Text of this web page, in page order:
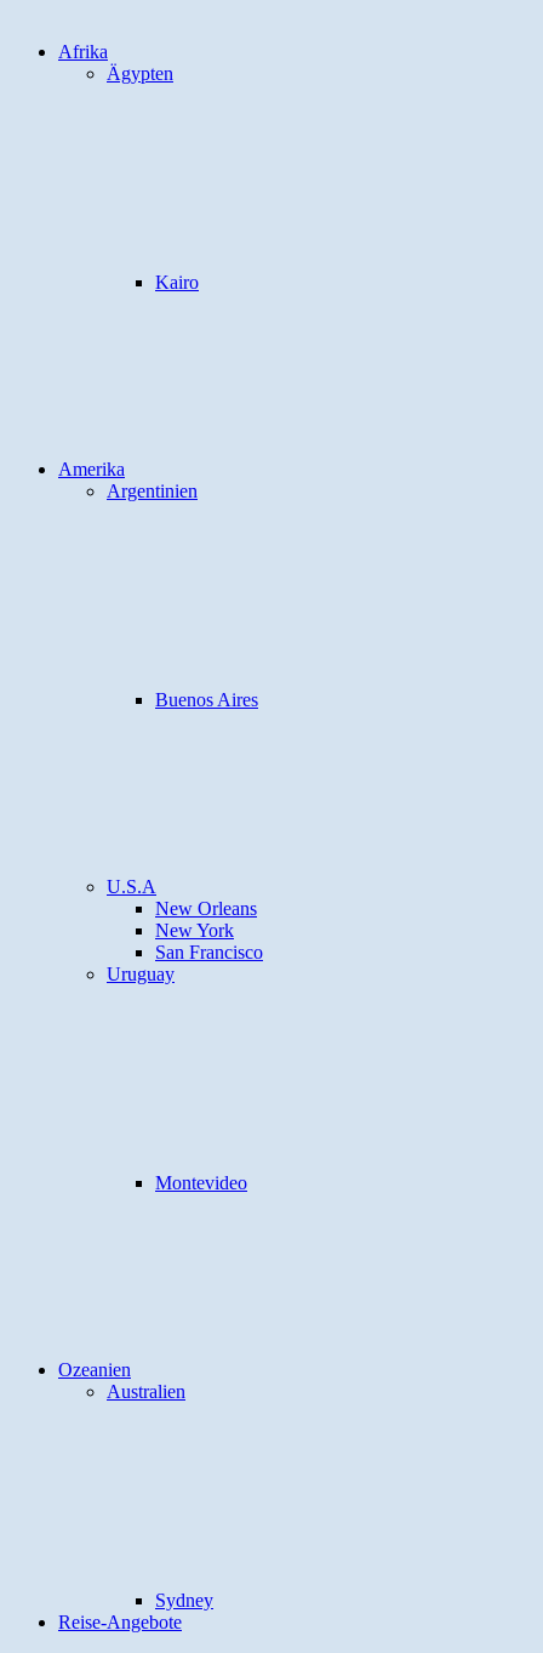
Afrika
Ägypten
Kairo
Amerika
Argentinien
Buenos Aires
U.S.A
New Orleans
New York
San Francisco
Uruguay
Montevideo
Ozeanien
Australien
Sydney
Reise-Angebote